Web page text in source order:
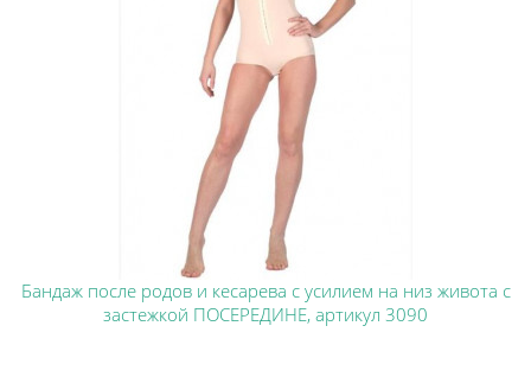
Бандаж после родов и кесарева с усилием на низ живота с
застежкой ПОСЕРЕДИНЕ, артикул 3090